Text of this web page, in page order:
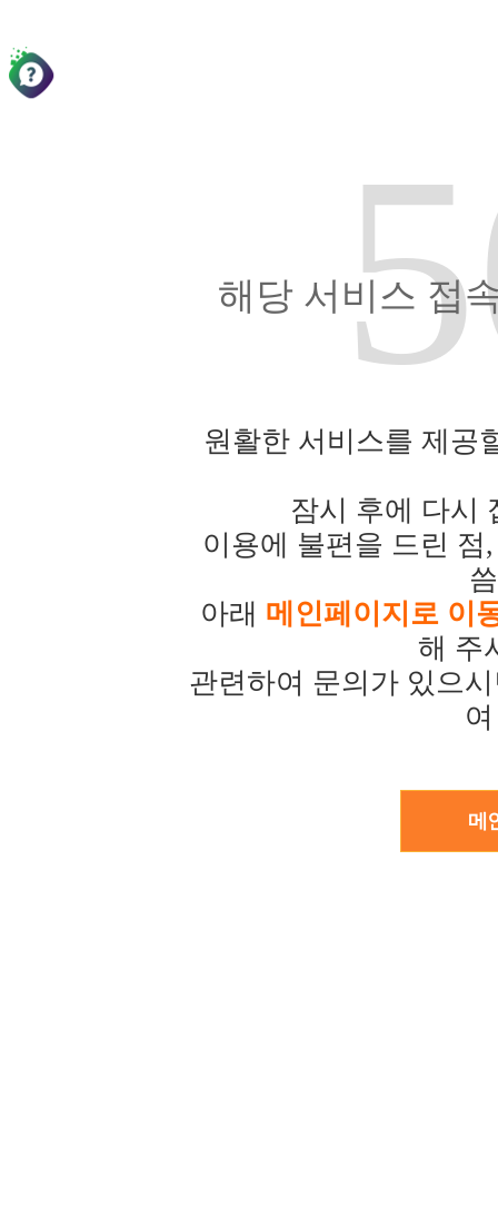
해당 서비스 접
원활한 서비스를 제공
잠시 후에 다시
이용에 불편을 드린
아래 메인페이지로 이
해 주
관련하여 문의가 있으
메